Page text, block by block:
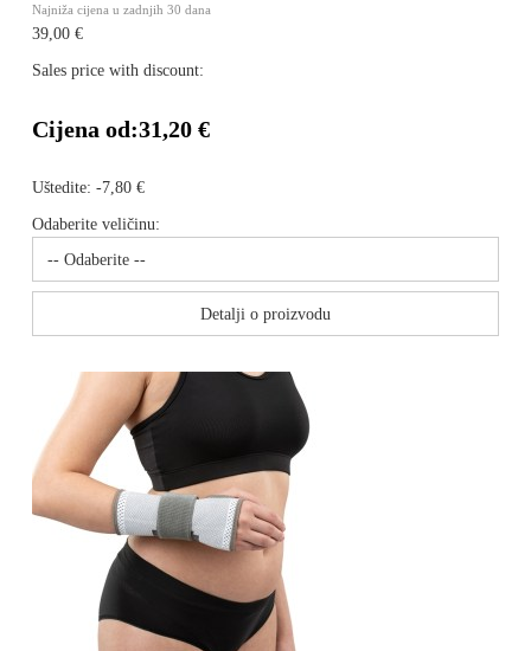
Najniža cijena u zadnjih 30 dana
39,00 €
Sales price with discount:
Cijena od:31,20 €
Uštedite: -7,80 €
Odaberite veličinu:
Detalji o proizvodu